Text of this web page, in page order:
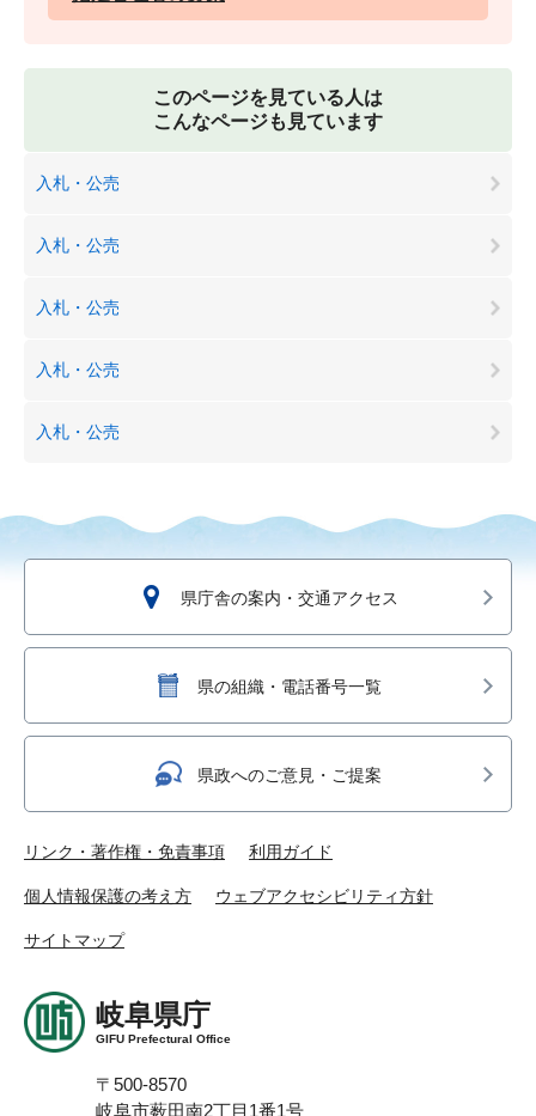
このページを見ている人は
こんなページも見ています
入札・公売
入札・公売
入札・公売
入札・公売
入札・公売
県庁舎の案内・交通アクセス
県の組織・電話番号一覧
県政へのご意見・ご提案
リンク・著作権・免責事項 利用ガイド
個人情報保護の考え方 ウェブアクセシビリティ方針
サイトマップ
岐阜県庁
GIFU Prefectural Office
〒500-8570
岐阜市薮田南2丁目1番1号